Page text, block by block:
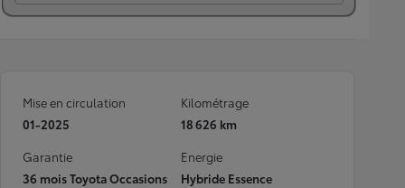
Mise en circulation
01-2025
Kilométrage
18 626 km
Garantie
36 mois Toyota Occasions
Energie
Hybride Essence